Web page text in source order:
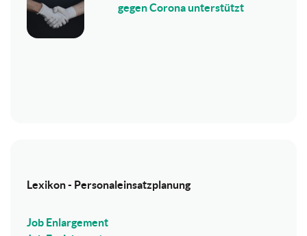
gegen Corona unterstützt
Lexikon - Personaleinsatzplanung
Job Enlargement